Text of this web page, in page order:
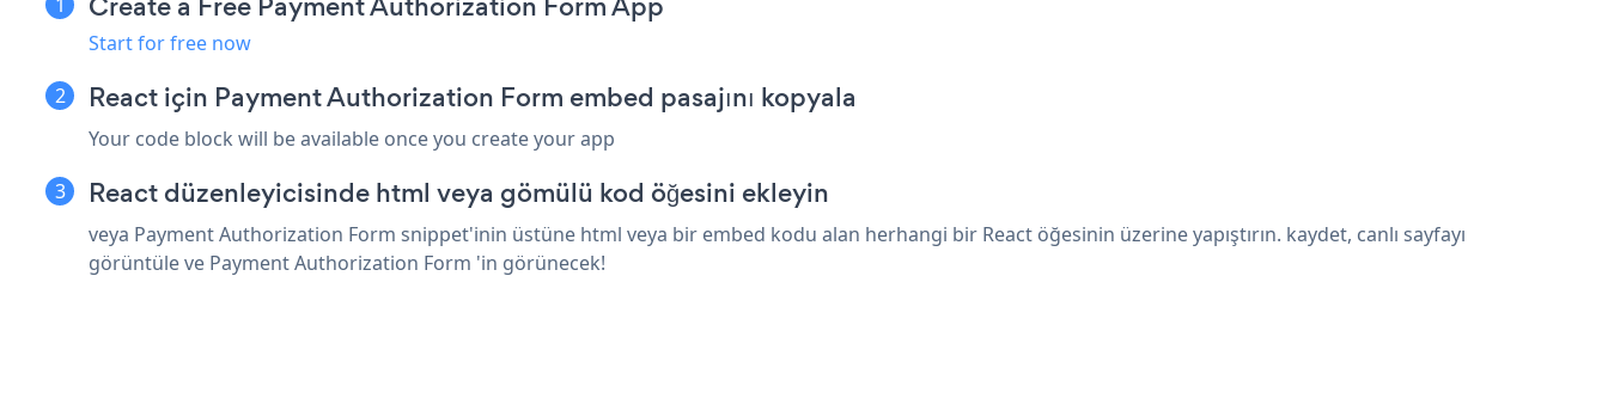
Start for free now
React için Payment Authorization Form embed pasajını kopyala
Your code block will be available once you create your app
React düzenleyicisinde html veya gömülü kod öğesini ekleyin
veya Payment Authorization Form snippet'inin üstüne html veya bir embed kodu alan herhangi bir React öğesinin üzerine yapıştırın. kaydet, canlı sayfayı
görüntüle ve Payment Authorization Form 'in görünecek!